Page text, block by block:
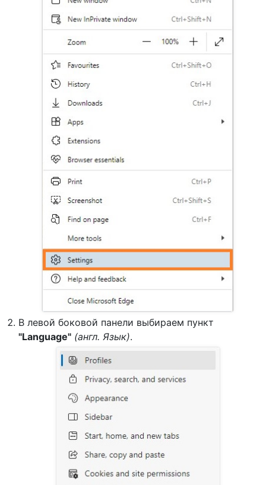
В левой боковой панели выбираем пункт
"Language" (англ. Язык).